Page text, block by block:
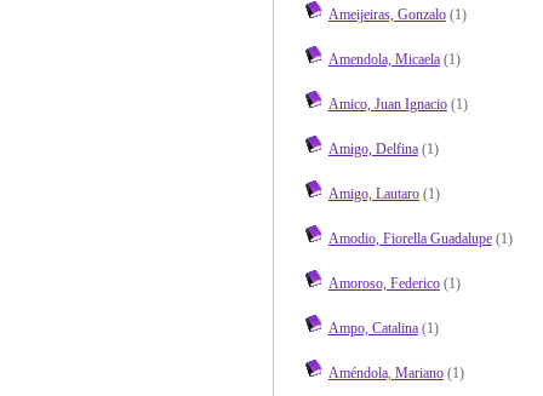
Ameijeiras, Gonzalo(1)
Amendola, Micaela(1)
Amico, Juan Ignacio(1)
Amigo, Delfina(1)
Amigo, Lautaro(1)
Amodio, Fiorella Guadalupe(1)
Amoroso, Federico(1)
Ampo, Catalina(1)
Améndola, Mariano(1)